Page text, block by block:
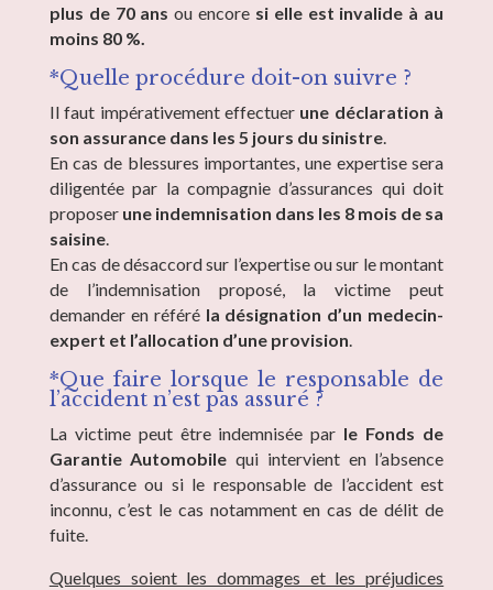
plus de 70 ansou encore si elle est invalide à au
moins 80 %.
*Quelle procédure doit-on suivre ?
Il faut impérativement effectuer une déclaration à
son assurance dans les 5 jours du sinistre.
En cas de blessures importantes, une expertise sera
diligentée par la compagnie d’assurances qui doit
proposer une indemnisation dans les 8 mois de sa
saisine.
En cas de désaccord sur l’expertise ou sur le montant
de l’indemnisation proposé, la victime peut
demander en référé la désignation d’un medecin-
expert et l’allocation d’une provision.
*Que faire lorsque le responsable de
l’accident n’est pas assuré ?
La victime peut être indemnisée par le Fonds de
Garantie Automobile qui intervient en l’absence
d’assurance ou si le responsable de l’accident est
inconnu, c’est le cas notamment en cas de délit de
fuite.
Quelques soient les dommages et les préjudices